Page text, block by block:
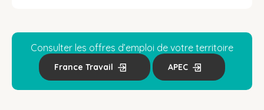
Consulter les offres d’emploi de votre territoire
France Travail APEC